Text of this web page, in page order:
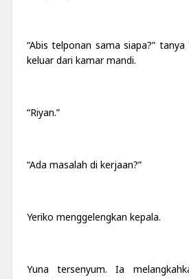
“Abis telponan sama siapa?”
keluar dari kamar mandi.
“Riyan.”
“Ada masalah di kerjaan?”
Yeriko menggelengkan kepala.
Yuna tersenyum. Ia